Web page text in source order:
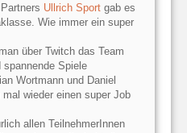
Ullrich Sport gab es
Wie immer ein super
über Twitch das Team
Spiele
Wortmann und Daniel
wieder einen super Job
allen TeilnehmerInnen